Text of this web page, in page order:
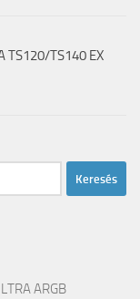
TS120/TS140 EX
ARGB